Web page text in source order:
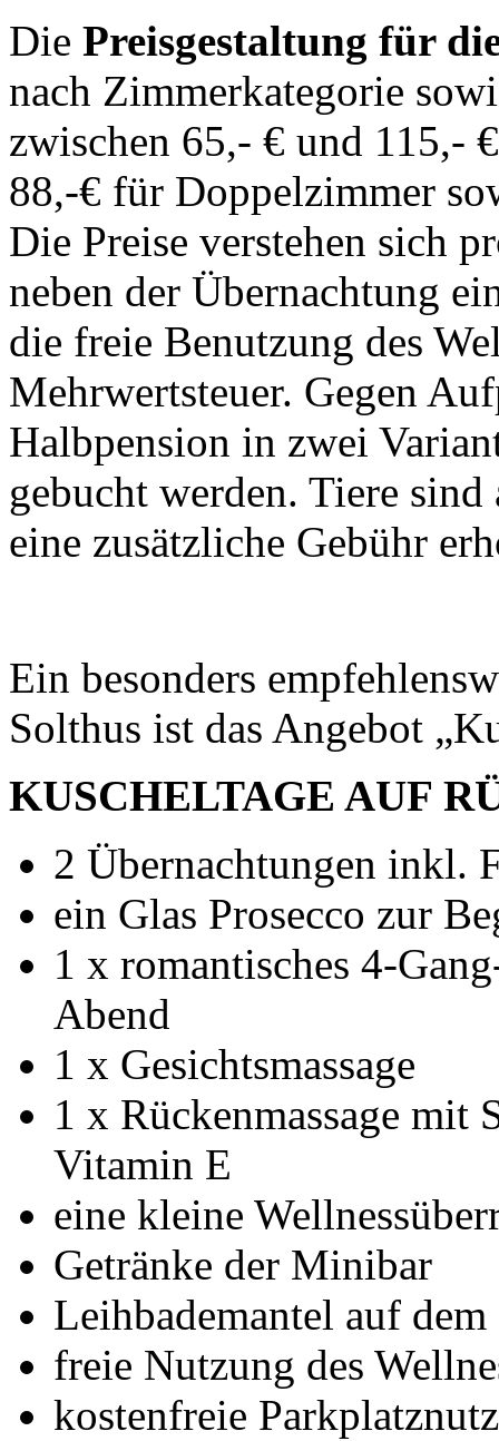
Die Preisgestaltung für
nach Zimmerkategorie
zwischen 65,- € und 115,-
88,-€ für Doppelzimmer
Die Preise verstehen sich
neben der Übernachtung
die freie Benutzung des
Mehrwertsteuer. Gegen
Halbpension in zwei
gebucht werden. Tiere
eine zusätzliche Gebühr
Ein besonders
Solthus ist das Angebot
KUSCHELTAGE AUF
2 Übernachtungen inkl.
ein Glas Prosecco zur
1 x romantisches 4-
Abend
1 x Gesichtsmassage
1 x Rückenmassage mit
Vitamin E
eine kleine
Getränke der Minibar
Leihbademantel auf
freie Nutzung des
kostenfreie